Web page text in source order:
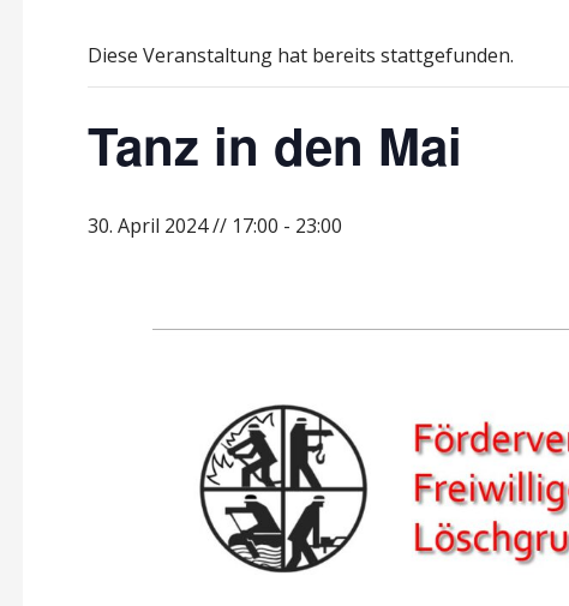
Diese Veranstaltung hat bereits stattgefunden.
Tanz in den Mai
30. April 2024 // 17:00 - 23:00